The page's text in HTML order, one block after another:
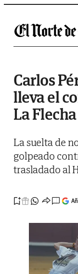
Saltar al contenido
Carlos
lleva el
La Flecha
La suelta de
golpeado
trasladado al